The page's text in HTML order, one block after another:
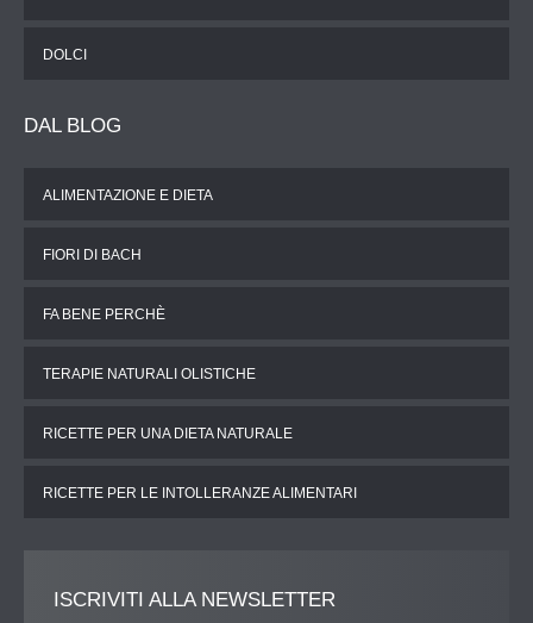
DOLCI
DAL BLOG
ALIMENTAZIONE E DIETA
FIORI DI BACH
FA BENE PERCHÈ
TERAPIE NATURALI OLISTICHE
RICETTE PER UNA DIETA NATURALE
RICETTE PER LE INTOLLERANZE ALIMENTARI
ISCRIVITI ALLA NEWSLETTER